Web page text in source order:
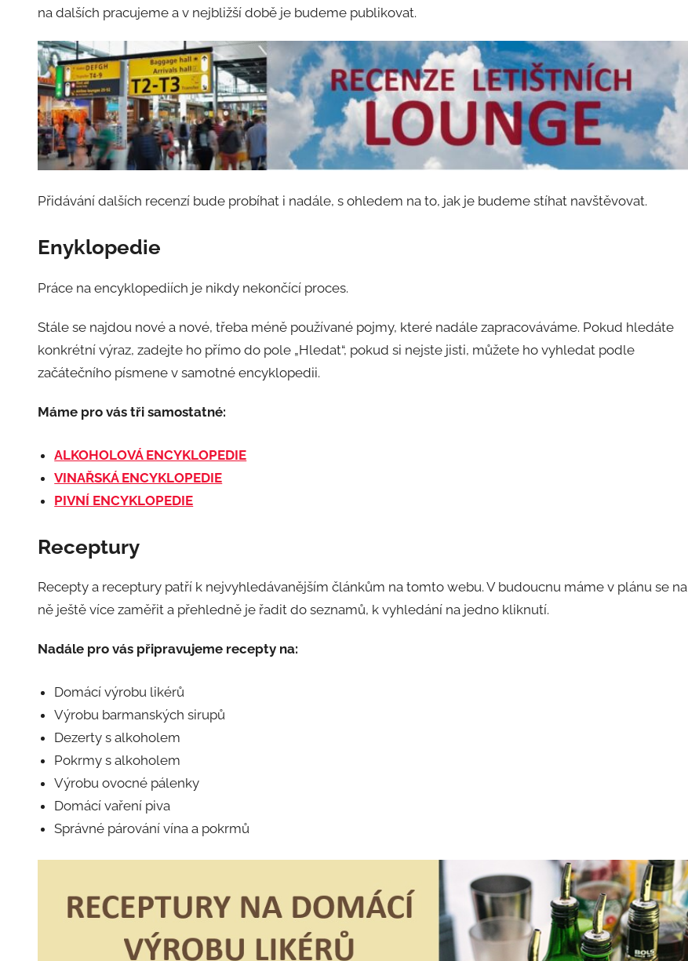
na dalších pracujeme a v nejbližší době je budeme publikovat.
Přidávání dalších recenzí bude probíhat i nadále, s ohledem na to, jak je budeme stíhat navštěvovat.
Enyklopedie
Práce na encyklopediích je nikdy nekončící proces.
Stále se najdou nové a nové, třeba méně používané pojmy, které nadále zapracováváme. Pokud hledáte
konkrétní výraz, zadejte ho přímo do pole „Hledat“, pokud si nejste jisti, můžete ho vyhledat podle
začátečního písmene v samotné encyklopedii.
Máme pro vás tři samostatné:
ALKOHOLOVÁ ENCYKLOPEDIE
VINAŘSKÁ ENCYKLOPEDIE
PIVNÍ ENCYKLOPEDIE
Receptury
Recepty a receptury patří k nejvyhledávanějším článkům na tomto webu. V budoucnu máme v plánu se na
ně ještě více zaměřit a přehledně je řadit do seznamů, k vyhledání na jedno kliknutí.
Nadále pro vás připravujeme recepty na:
Domácí výrobu likérů
Výrobu barmanských sirupů
Dezerty s alkoholem
Pokrmy s alkoholem
Výrobu ovocné pálenky
Domácí vaření piva
Správné párování vína a pokrmů